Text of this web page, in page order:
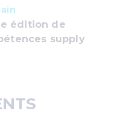
édition de
supply